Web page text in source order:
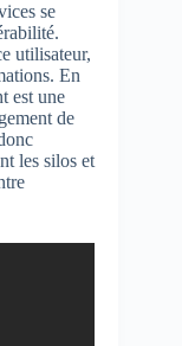
se
utilisateur,
En
est une
de
les silos et